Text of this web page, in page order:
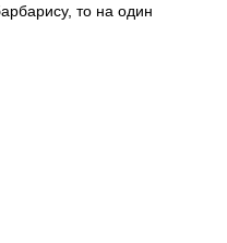
то на один